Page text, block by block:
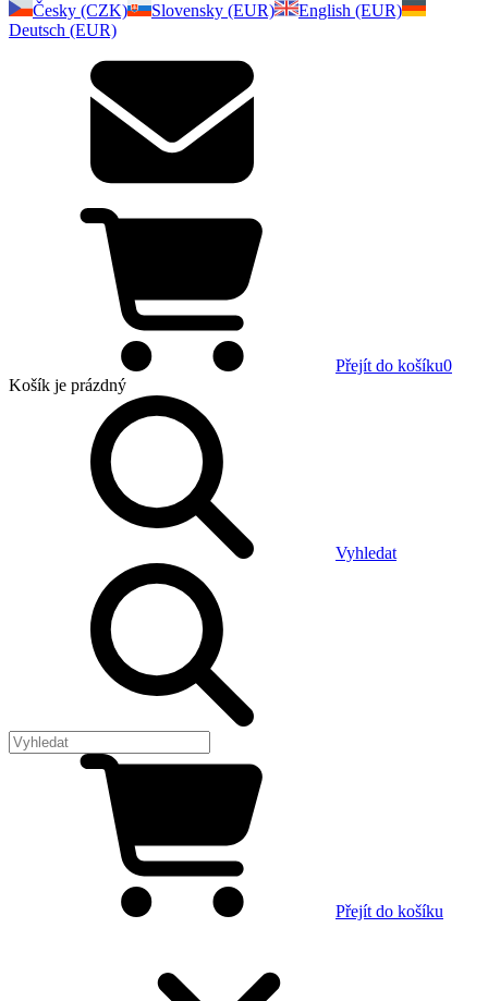
Česky (CZK)
Slovensky (EUR)
English (EUR)
Deutsch (EUR)
Přejít do košíku0
Košík je prázdný
Vyhledat
Přejít do košíku